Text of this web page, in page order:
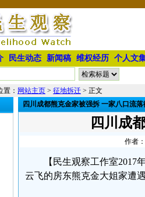
民生动态 新闻稿 维权经历 个人文
： 网站主页 > 征地拆迁 > 正文
四川成都熊克金家被强拆 一家八口流落
四川成
作者
【民生观察工作室2017
云飞的房东熊克金大姐家遭